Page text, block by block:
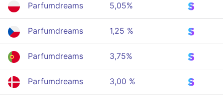
Parfumdreams 5,05%
Parfumdreams 1,25 %
Parfumdreams 3,75%
Parfumdreams 3,00 %